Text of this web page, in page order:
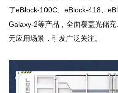
了eBlock-100C、eBlock-418、
Galaxy-2等产品，全面覆盖光储
元应用场景，引发广泛关注。